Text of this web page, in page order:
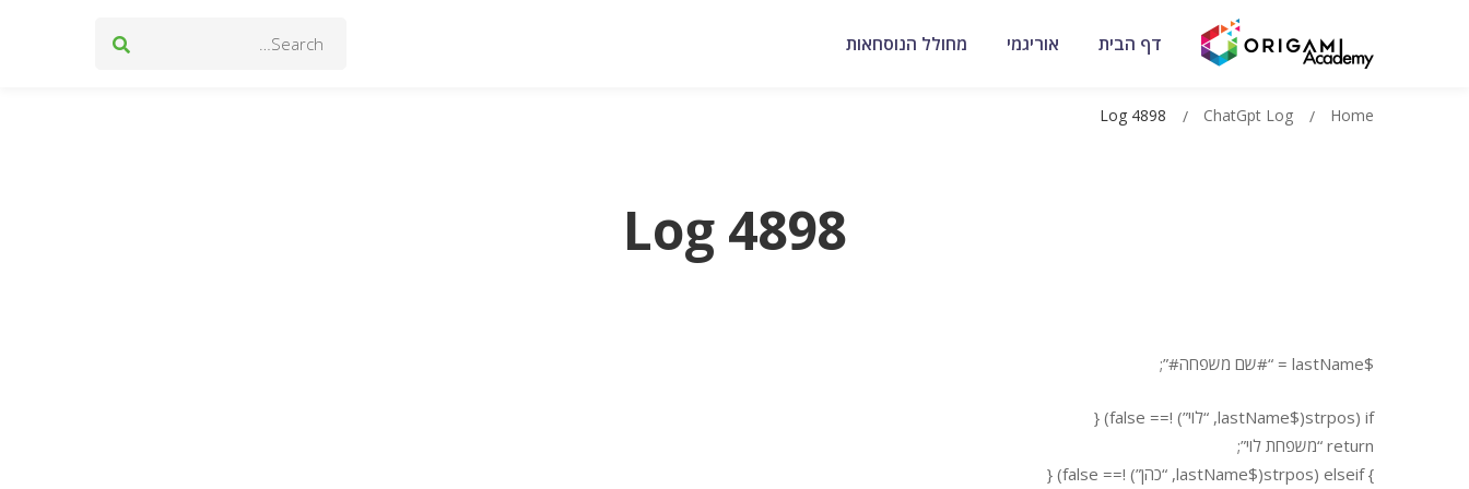
דף הבית אוריגמי מחולל הנוסחאות
Log 4898
Home
ChatGpt Log
Log 4898
$lastName = “#שם משפחה#”;
if (strpos($lastName, “לוי”) !== false) {
return “משפחת לוי”;
} elseif (strpos($lastName, “כהן”) !== false) {